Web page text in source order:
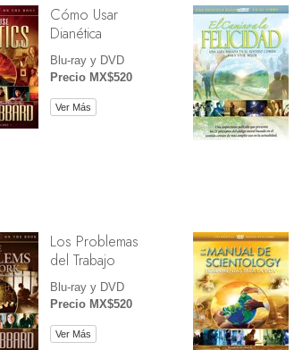
Cómo Usar
Dianética
Blu-ray y DVD
Precio MX$520
Ver Más
Los Problemas
del Trabajo
Blu-ray y DVD
Precio MX$520
Ver Más